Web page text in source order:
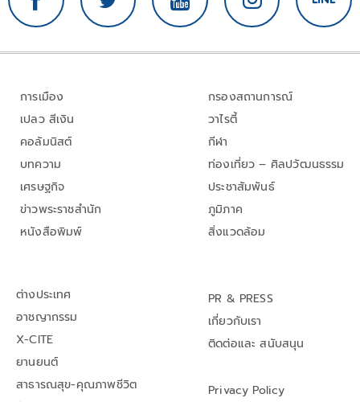
การเมือง
เปลว สีเงิน
คอลัมนิสต์
บทความ
เศรษฐกิจ
ข่าวพระราชสำนัก
หนังสือพิมพ์
กรองสถานการณ์
วาไรตี้
กีฬา
ท่องเที่ยว – ศิลปวัฒนธรรม
ประชาสัมพันธ์
ภูมิภาค
สิ่งแวดล้อม
ต่างประเทศ
อาชญากรรม
X-CITE
ยานยนต์
สาธารณสุข-คุณภาพชีวิต
PR & PRESS
เกี่ยวกับเรา
ติดต่อและ สนับสนุน
Privacy Policy